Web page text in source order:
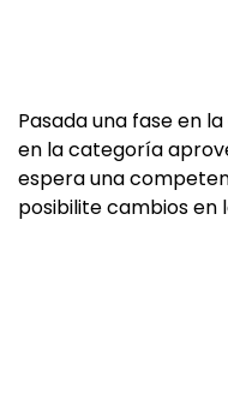
Pasada una fase en
en la categoría
espera una
posibilite cambios en